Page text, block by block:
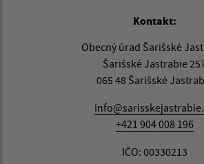
Kontakt:
Obecný úrad Šarišské
Šarišské Jastrabie
065 48 Šarišské
+421 904 008 196
IČO: 00330213